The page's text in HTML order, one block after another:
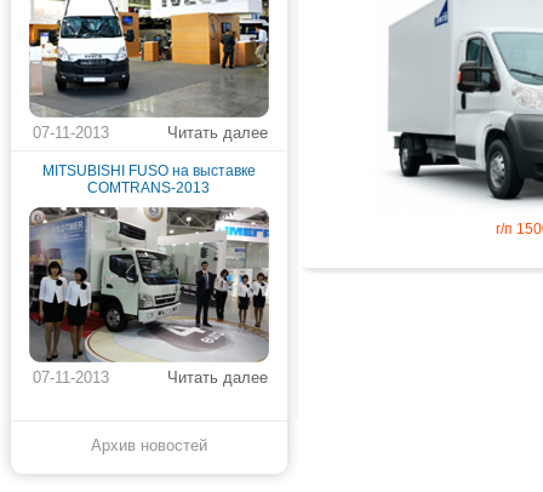
г/п
Читать далее
07-11-2013
MITSUBISHI FUSO на выставке
COMTRANS-2013
Читать далее
07-11-2013
Архив новостей